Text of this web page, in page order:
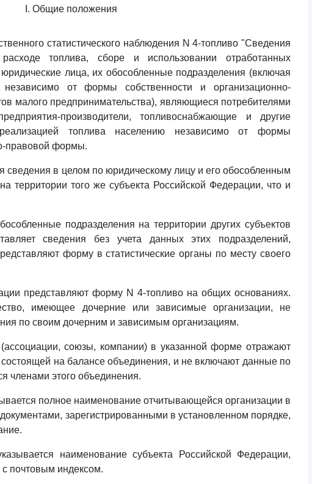
I. Общие положения
статистического наблюдения N 4-топливо "Сведения
топлива, сборе и использовании отработанных
лица, их обособленные подразделения (включая
независимо от формы собственности и организационно-
малого предпринимательства), являющиеся потребителями
производители, топливоснабжающие и другие
топлива населению независимо от формы
правовой формы.
сведения в целом по юридическому лицу и его обособленным
территории того же субъекта Российской Федерации, что и
подразделения на территории других субъектов
сведения без учета данных этих подразделений,
форму в статистические органы по месту своего
представляют форму N 4-топливо на общих основаниях.
имеющее дочерние или зависимые организации, не
по своим дочерним и зависимым организациям.
союзы, компании) в указанной форме отражают
состоящей на балансе объединения, и не включают данные по
членами этого объединения.
полное наименование отчитывающейся организации в
зарегистрированными в установленном порядке,
наименование субъекта Российской Федерации,
почтовым индексом.